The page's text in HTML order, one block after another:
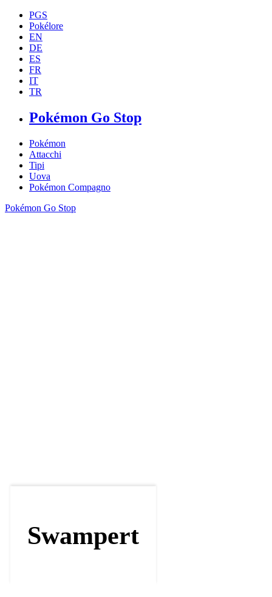
PGS
Pokélore
EN
DE
ES
FR
IT
TR
Pokémon Go Stop
Pokémon
Attacchi
Tipi
Uova
Pokémon Compagno
Pokémon Go Stop
Swampert